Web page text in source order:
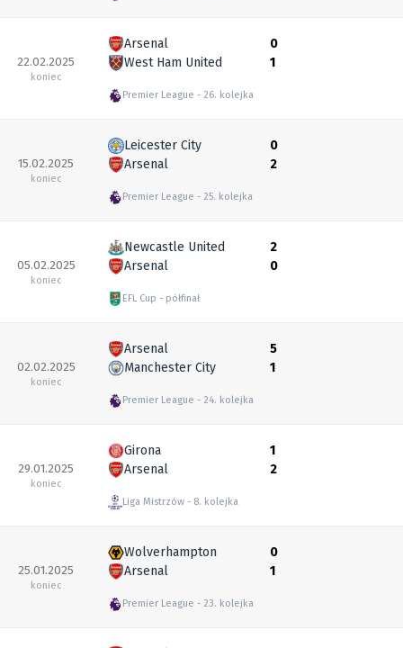
22.02.2025
koniec
Arsenal
West Ham United
Premier League 26. kolejka
0
1
15.02.2025
koniec
Leicester City
Arsenal
Premier League 25. kolejka
0
2
05.02.2025
koniec
Newcastle United
Arsenal
EFL Cup półfinał
2
0
02.02.2025
koniec
Arsenal
Manchester City
Premier League 24. kolejka
5
1
29.01.2025
koniec
Girona
Arsenal
Liga Mistrzów 8. kolejka
1
2
25.01.2025
koniec
Wolverhampton
Arsenal
Premier League 23. kolejka
0
1